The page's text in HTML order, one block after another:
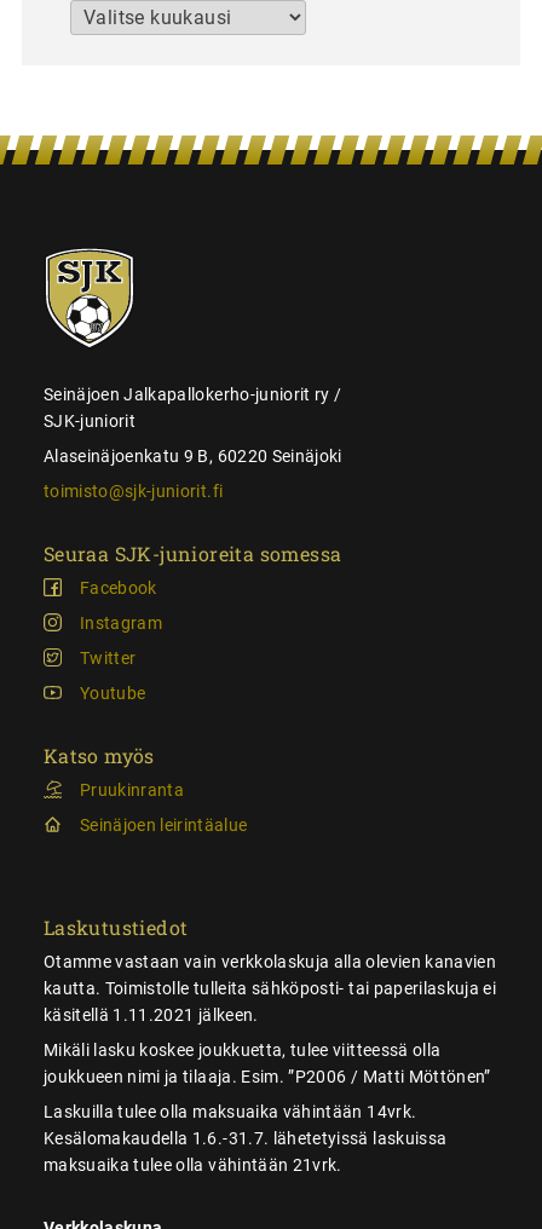
Arkistot
SJK-
juniorit
Seinäjoen Jalkapallokerho-juniorit ry /
SJK-juniorit
Alaseinäjoenkatu 9 B, 60220 Seinäjoki
toimisto@sjk-juniorit.fi
Seuraa SJK-junioreita somessa
Facebook
Instagram
Twitter
Youtube
Katso myös
Pruukinranta
Seinäjoen leirintäalue
Laskutustiedot
Otamme vastaan vain verkkolaskuja alla olevien kanavien
kautta. Toimistolle tulleita sähköposti- tai paperilaskuja ei
käsitellä 1.11.2021 jälkeen.
Mikäli lasku koskee joukkuetta, tulee viitteessä olla
joukkueen nimi ja tilaaja. Esim. ”P2006 / Matti Möttönen”
Laskuilla tulee olla maksuaika vähintään 14vrk.
Kesälomakaudella 1.6.-31.7. lähetetyissä laskuissa
maksuaika tulee olla vähintään 21vrk.